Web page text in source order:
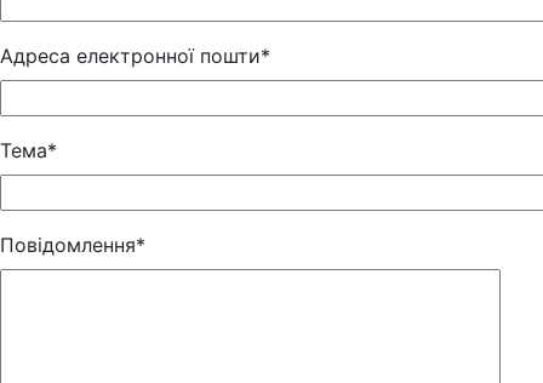
Адреса електронної пошти*
Тема*
Повідомлення*